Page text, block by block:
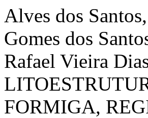
Alves dos
Gomes dos
Rafael Vieira
FORMIGA,